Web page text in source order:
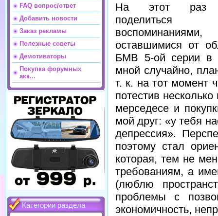
FAQ вопрос/ответ
Добавить новости
Заказ рекламы
Полезные советы
Демотиваторы
Покупка форумных
акк...
Категории раздела
На этот раз
поделиться
воспоминаниями,
оставшимися от
БМВ 5-ой серии в
мной случайно,
т. к. на тот момент
потестив
мерседесе и
мой друг: «у тебя
депрессия».
поэтому стал
которая, тем не
требованиям, а
(люблю
проблемы с
экономичность,